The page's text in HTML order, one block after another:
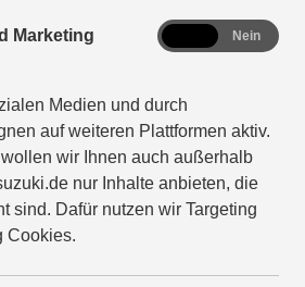
Marketing
Medien und durch
auf weiteren Plattformen aktiv.
wir Ihnen auch außerhalb
nur Inhalte anbieten, die
sind. Dafür nutzen wir Targeting
Cookies.
marketingNein